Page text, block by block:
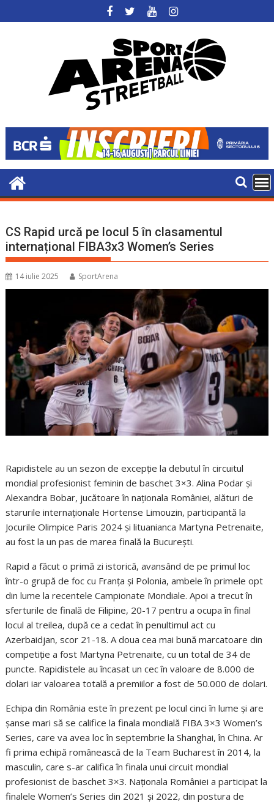
to
CS Rapid urcă pe locul 5 în clasamentul
internațional FIBA3x3 Women’s Series
14 iulie 2025 SportArena
Rapidistele au un sezon de excepție la debutul în circuitul
mondial profesionist feminin de baschet 3×3. Alina Podar și
Alexandra Bobar, jucătoare în naționala României, alături de
starurile internaționale Hortense Limouzin, participantă la
Jocurile Olimpice Paris 2024 și lituanianca Martyna Petrenaite,
au fost la un pas de marea finală la București.
Rapid a făcut o primă zi istorică, avansând de pe primul loc
într-o grupă de foc cu Franța și Polonia, ambele în primele opt
din lume la recentele Campionate Mondiale. Apoi a trecut în
sferturile de finală de Filipine, 20-17 pentru a ocupa în final
locul al treilea, după ce a cedat în penultimul act cu
Azerbaidjan, scor 21-18. A doua cea mai bună marcatoare din
competiție a fost Martyna Petrenaite, cu un total de 34 de
puncte. Rapidistele au încasat un cec în valoare de 8.000 de
dolari iar valoarea totală a premiilor a fost de 50.000 de dolari.
Echipa din România este în prezent pe locul cinci în lume și are
șanse mari să se califice la finala mondială FIBA 3×3 Women’s
Series, care va avea loc în septembrie la Shanghai, în China. Ar
fi prima echipă românească de la Team Bucharest în 2014, la
masculin, care s-ar califica în finala unui circuit mondial
profesionist de baschet 3×3. Naționala României a participat la
finalele Women’s Series din 2021 și 2022, din postura de